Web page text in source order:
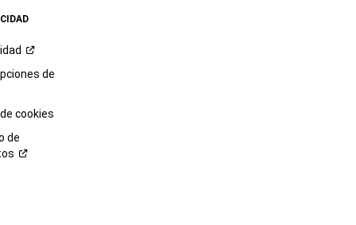
de
cookies
de